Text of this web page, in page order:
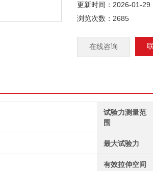
更新时间：2026-01-29
浏览次数：2685
在线咨询
试验力测量范
围
最大试验力
有效拉伸空间